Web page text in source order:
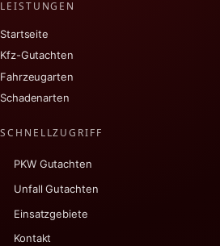
LEISTUNGEN
Startseite
Kfz-Gutachten
Fahrzeugarten
Schadenarten
SCHNELLZUGRIFF
PKW Gutachten
Unfall Gutachten
Einsatzgebiete
Kontakt